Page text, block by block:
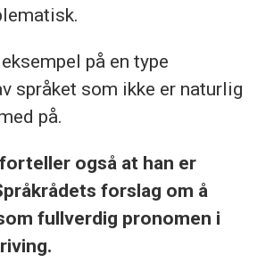
på en type
språket som ikke er naturlig
på.
også at han er
forslag om å
fullverdig pronomen i